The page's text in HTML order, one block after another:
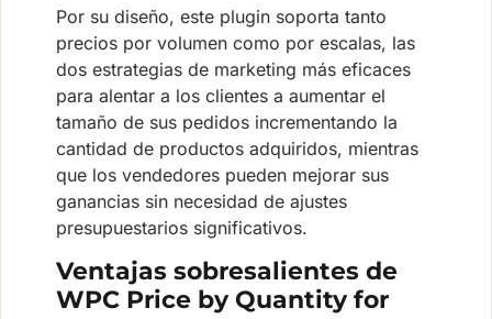
Por su diseño, este plugin soporta tanto
precios por volumen como por escalas, las
dos estrategias de marketing más eficaces
para alentar a los clientes a aumentar el
tamaño de sus pedidos incrementando la
cantidad de productos adquiridos, mientras
que los vendedores pueden mejorar sus
ganancias sin necesidad de ajustes
presupuestarios significativos.
Ventajas sobresalientes de
WPC Price by Quantity for